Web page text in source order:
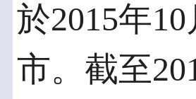
於2015年
市。截至